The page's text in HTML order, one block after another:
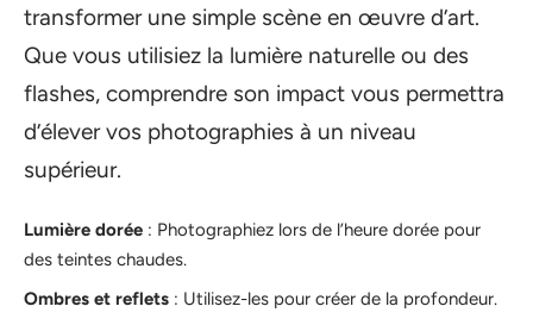
transformer une simple scène en œuvre d’art.
Que vous utilisiez la lumière naturelle ou des
flashes, comprendre son impact vous permettra
d’élever vos photographies à un niveau
supérieur.
Lumière dorée : Photographiez lors de l’heure dorée pour
des teintes chaudes.
Ombres et reflets : Utilisez-les pour créer de la profondeur.